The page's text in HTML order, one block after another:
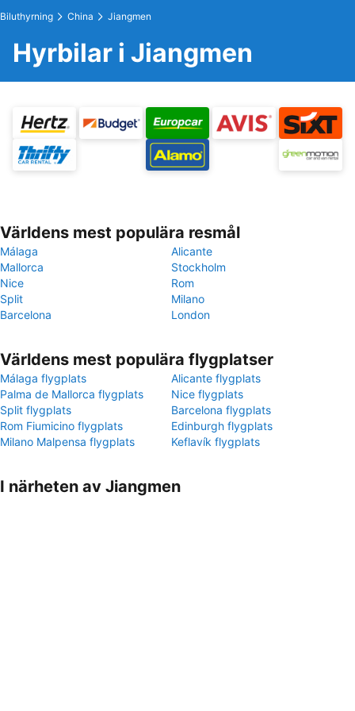
Biluthyrning China Jiangmen
Hyrbilar i Jiangmen
Världens mest populära resmål
Málaga
Alicante
Mallorca
Stockholm
Nice
Rom
Split
Milano
Barcelona
London
Världens mest populära flygplatser
Málaga flygplats
Alicante flygplats
Palma de Mallorca flygplats
Nice flygplats
Split flygplats
Barcelona flygplats
Rom Fiumicino flygplats
Edinburgh flygplats
Milano Malpensa flygplats
Keflavík flygplats
I närheten av Jiangmen